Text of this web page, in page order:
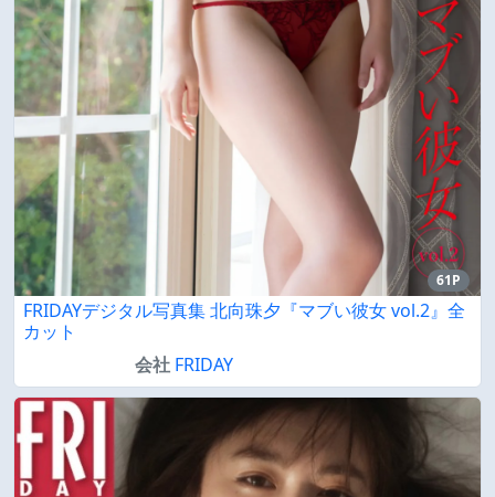
61P
FRIDAYデジタル写真集 北向珠夕『マブい彼女 vol.2』全
カット
会社 FRIDAY